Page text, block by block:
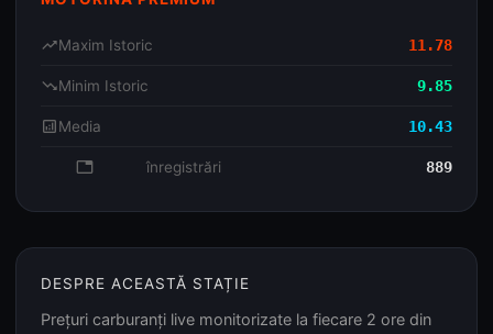
trending_upMaxim Istoric 11.78
trending_downMinim Istoric 9.85
analyticsMedia 10.43
database înregistrări 889
DESPRE ACEASTĂ STAȚIE
Prețuri carburanți live monitorizate la fiecare 2 ore din